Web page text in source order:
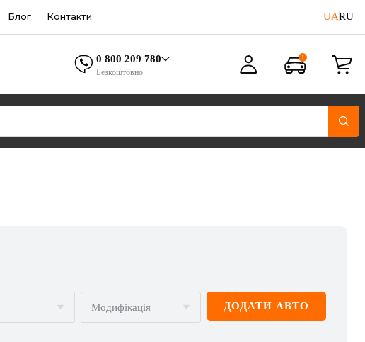
Блог Контакти UARU
0 800 209 780
Безкоштовно
Модифікація ДОДАТИ АВТО